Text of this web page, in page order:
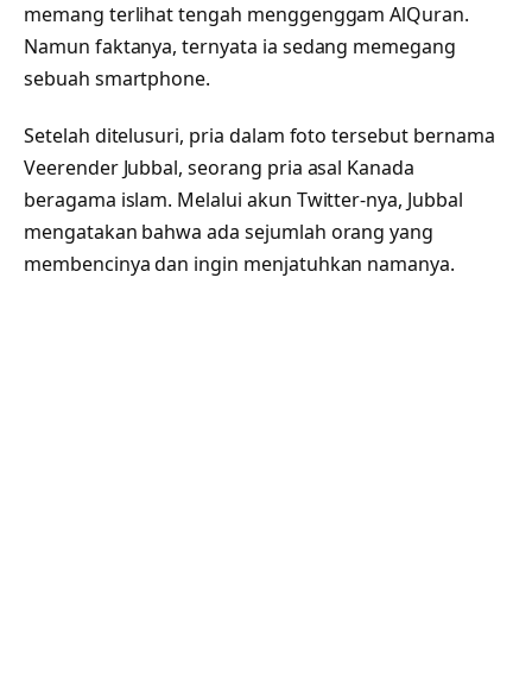
memang terlihat tengah menggenggam AlQuran.
Namun faktanya, ternyata ia sedang memegang
sebuah smartphone.
Setelah ditelusuri, pria dalam foto tersebut bernama
Veerender Jubbal, seorang pria asal Kanada
beragama islam. Melalui akun Twitter-nya, Jubbal
mengatakan bahwa ada sejumlah orang yang
membencinya dan ingin menjatuhkan namanya.